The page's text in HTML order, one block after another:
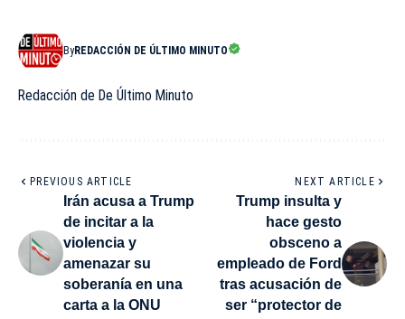
ByREDACCIÓN DE ÚLTIMO MINUTO
Redacción de De Último Minuto
PREVIOUS ARTICLE
Irán acusa a Trump
de incitar a la
violencia y
amenazar su
soberanía en una
carta a la ONU
NEXT ARTICLE
Trump insulta y
hace gesto
obsceno a
empleado de Ford
tras acusación de
ser “protector de